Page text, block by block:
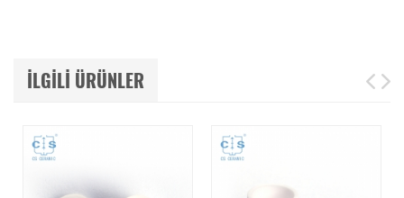
ILGILI ÜRÜNLER